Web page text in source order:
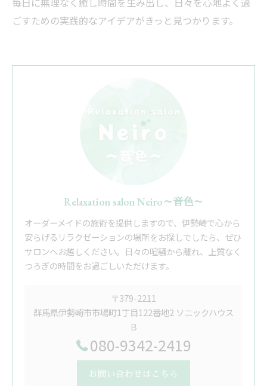
ごすための実践的なアイデアがきっと見つかります。
Relaxation salon Neiro～音色～
オーダーメイドの施術を提供しますので、伊勢崎で心から
安らげるリラクゼーションの場所をお探しでしたら、ぜひ
サロンへお越しください。日々の喧騒から離れ、上質なく
つろぎの時間をお過ごしいただけます。
〒379-2211
群馬県伊勢崎市市場町1丁目122番地2 ソニックハウス
Ｂ
080-9342-2419
お問い合わせはこちら